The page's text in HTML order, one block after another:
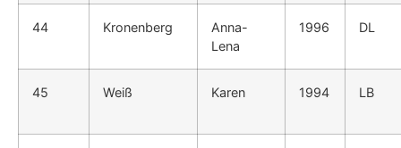
44 Kronenberg
Anna-
Lena
1996 DL
45 Weiß Karen 1994 LB